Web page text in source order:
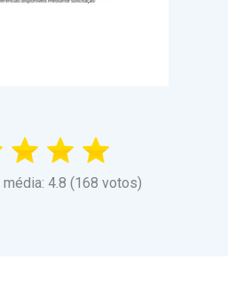
4.8 (168 votos)